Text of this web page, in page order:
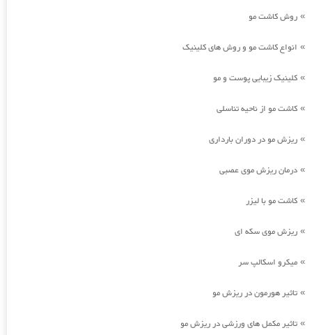
» روش کاشت مو
» انواع کاشت مو و روش های کلینیک
» کلینیک زیبایی پوست و مو
» کاشت مو از ناحیه تناسلی
» ریزش مو در دوران بارداری
» درمان ریزش موی عصبی
» کاشت مو با لیزر
» ریزش موی سکه ای
» میکرو اسکالپ سر
» تاثیر هورمون در ریزش مو
» تاثیر مکمل های ورزشی در ریزش مو